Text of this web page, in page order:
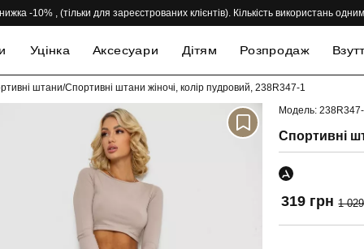
-10% , (тільки для зареєстрованих клієнтів). Кількість використань
Уцінка Аксесуари Дітям Розпродаж
штани/Спортивні штани жіночі, колір пудровий, 238R347-1
-69%
Модель:
Спортивні
319 грн 1